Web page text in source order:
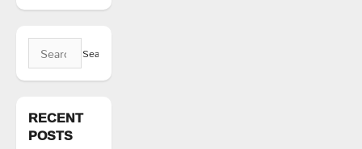
Search
for:
RECENT
POSTS